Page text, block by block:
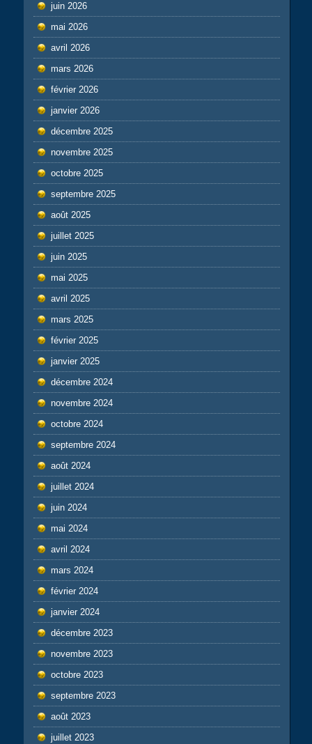
juin 2026
mai 2026
avril 2026
mars 2026
février 2026
janvier 2026
décembre 2025
novembre 2025
octobre 2025
septembre 2025
août 2025
juillet 2025
juin 2025
mai 2025
avril 2025
mars 2025
février 2025
janvier 2025
décembre 2024
novembre 2024
octobre 2024
septembre 2024
août 2024
juillet 2024
juin 2024
mai 2024
avril 2024
mars 2024
février 2024
janvier 2024
décembre 2023
novembre 2023
octobre 2023
septembre 2023
août 2023
juillet 2023